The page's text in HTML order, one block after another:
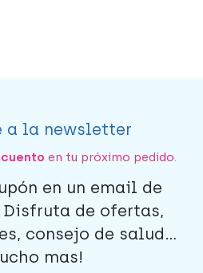
a la newsletter
en tu próximo pedido.
en un email de
de ofertas,
consejo de salud...
mas!